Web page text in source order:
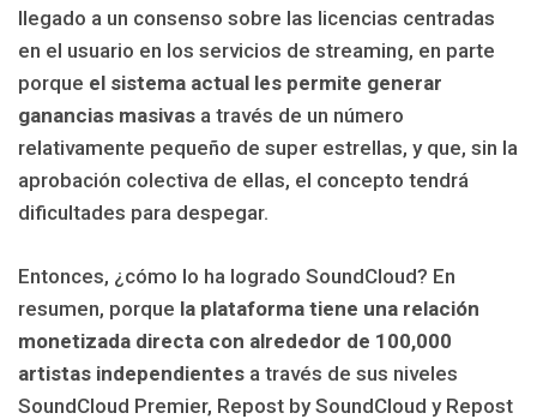
llegado a un consenso sobre las licencias centradas
en el usuario en los servicios de streaming, en parte
porque el sistema actual les permite generar
ganancias masivas a través de un número
relativamente pequeño de super estrellas, y que, sin la
aprobación colectiva de ellas, el concepto tendrá
dificultades para despegar.
Entonces, ¿cómo lo ha logrado SoundCloud? En
resumen, porque la plataforma tiene una relación
monetizada directa con alrededor de 100,000
artistas independientes a través de sus niveles
SoundCloud Premier, Repost by SoundCloud y Repost